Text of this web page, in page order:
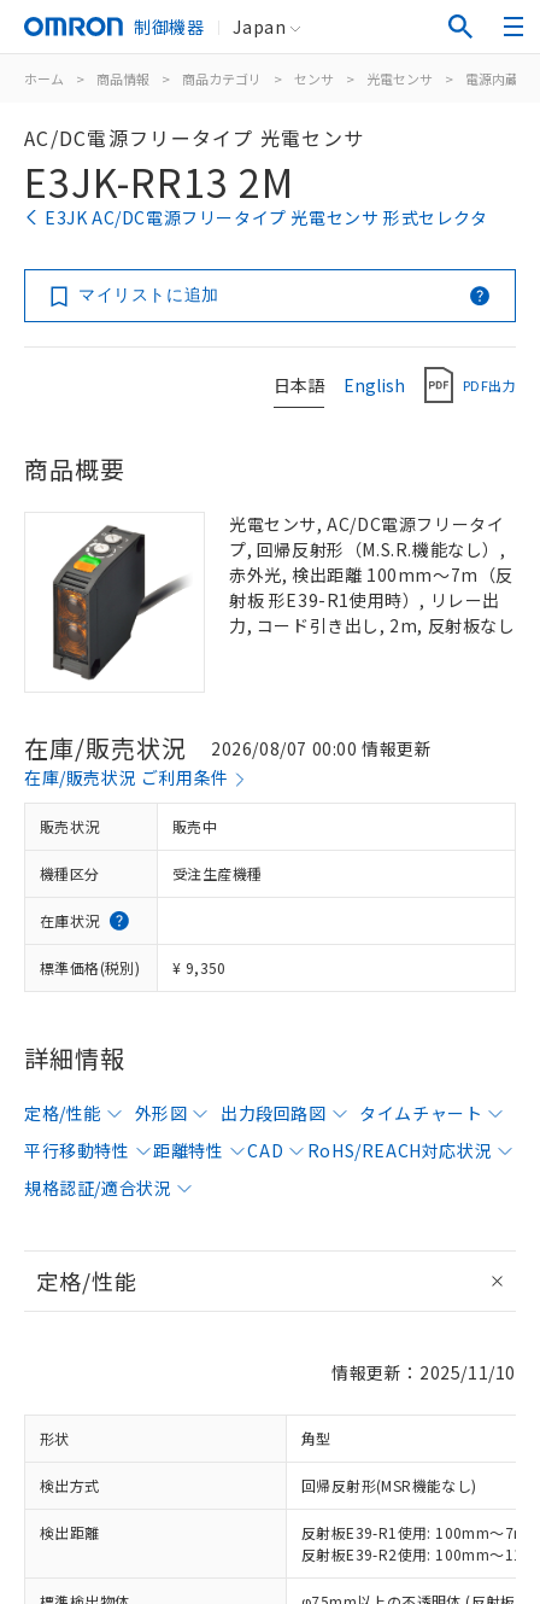
制御機器 Japan
ホーム > 商品情報 > 商品カテゴリ > センサ > 光電センサ > 電源内蔵形
AC/DC電源フリータイプ 光電センサ
E3JK-RR13 2M
E3JK AC/DC電源フリータイプ 光電センサ 形式セレクタ
マイリストに追加
日本語 English PDF出力
商品概要
光電センサ, AC/DC電源フリータイ
プ, 回帰反射形（M.S.R.機能なし）,
赤外光, 検出距離 100mm～7m（反
射板 形E39-R1使用時）, リレー出
力, コード引き出し, 2m, 反射板なし
在庫/販売状況
2026/08/07 00:00 情報更新
在庫/販売状況 ご利用条件
販売状況 販売中
機種区分 受注生産機種
在庫状況
標準価格(税別) ¥ 9,350
詳細情報
定格/性能 外形図 出力段回路図
タイムチャート
平行移動特性
距離特性 CAD
RoHS/REACH対応状況
規格認証/適合状況
定格/性能
情報更新：2025/11/10
形状 角型
検出方式 回帰反射形(MSR機能なし)
検出距離
反射板E39-R1使用: 100mm～7m
反射板E39-R2使用: 100mm～11m